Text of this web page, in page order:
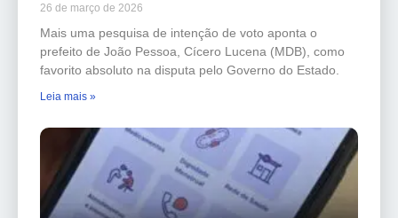
26 de março de 2026
Mais uma pesquisa de intenção de voto aponta o
prefeito de João Pessoa, Cícero Lucena (MDB), como
favorito absoluto na disputa pelo Governo do Estado.
Leia mais »